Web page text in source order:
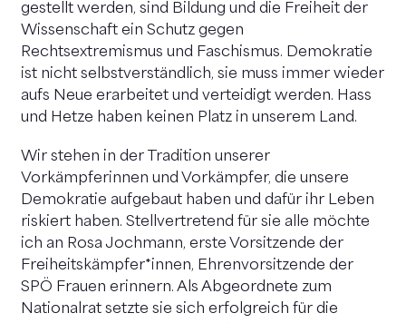
gestellt werden, sind Bildung und die Freiheit der
Wissenschaft ein Schutz gegen
Rechtsextremismus und Faschismus. Demokratie
ist nicht selbstverständlich, sie muss immer wieder
aufs Neue erarbeitet und verteidigt werden. Hass
und Hetze haben keinen Platz in unserem Land.
Wir stehen in der Tradition unserer
Vorkämpferinnen und Vorkämpfer, die unsere
Demokratie aufgebaut haben und dafür ihr Leben
riskiert haben. Stellvertretend für sie alle möchte
ich an Rosa Jochmann, erste Vorsitzende der
Freiheitskämpfer*innen, Ehrenvorsitzende der
SPÖ Frauen erinnern. Als Abgeordnete zum
Nationalrat setzte sie sich erfolgreich für die